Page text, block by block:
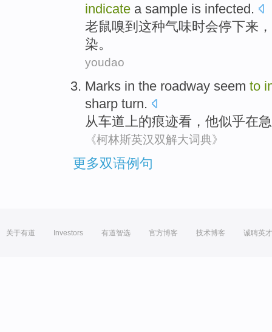
indicate a sample is infected .
老鼠嗅到 这种气味时会停下来 ，
染。
youdao
Marks in the roadway seem to
sharp turn.
从车道上的痕迹看， 他似乎在
《柯林斯英汉双解大词典》
更多双语例句
关于有道 Investors 有道智选 官方博客 技术博客 诚聘英才